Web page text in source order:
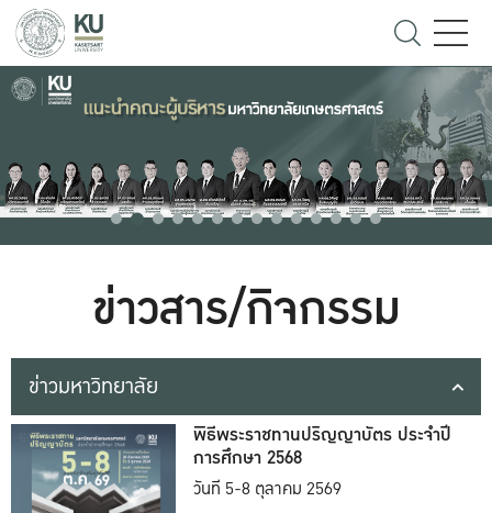
ข่าวสาร/กิจกรรม
ข่าวมหาวิทยาลัย
พิธีพระราชทานปริญญาบัตร ประจำปี
การศึกษา 2568
วันที่ 5-8 ตุลาคม 2569